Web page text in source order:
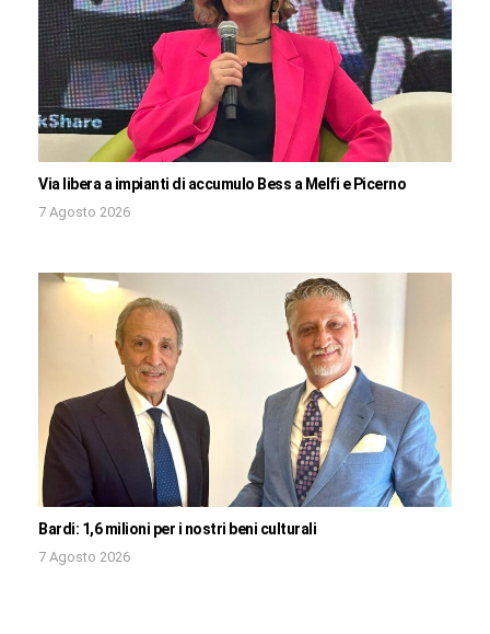
Via libera a impianti di accumulo Bess a Melfi e Picerno
7 Agosto 2026
Bardi: 1,6 milioni per i nostri beni culturali
7 Agosto 2026